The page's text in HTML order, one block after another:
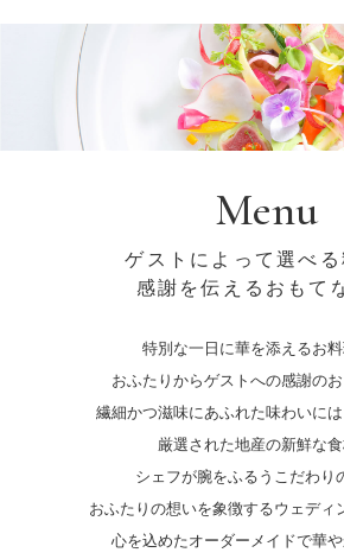
Menu
ゲストによって選べる
感謝を伝えるおもて
特別な一日に華を添えるお料
おふたりからゲストへの感謝のお
繊細かつ滋味にあふれた味わいには
厳選された地産の新鮮な
シェフが腕をふるうこだわり
おふたりの想いを象徴するウェディ
心を込めたオーダーメイドで華や